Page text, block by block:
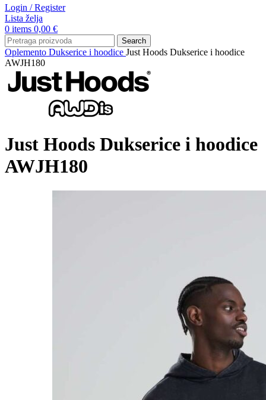
Login / Register
Lista želja
0 items 0,00 €
Search
Oplemento Dukserice i hoodice Just Hoods Dukserice i hoodice
AWJH180
Just Hoods Dukserice i hoodice
AWJH180